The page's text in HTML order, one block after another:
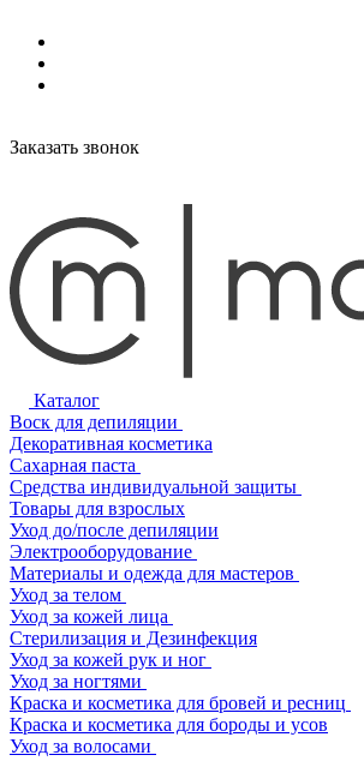
Заказать звонок
Каталог
Воск для депиляции
Декоративная косметика
Сахарная паста
Средства индивидуальной защиты
Товары для взрослых
Уход до/после депиляции
Электрооборудование
Материалы и одежда для мастеров
Уход за телом
Уход за кожей лица
Стерилизация и Дезинфекция
Уход за кожей рук и ног
Уход за ногтями
Краска и косметика для бровей и ресниц
Краска и косметика для бороды и усов
Уход за волосами